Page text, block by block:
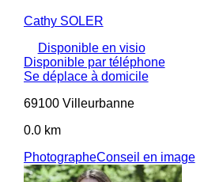
Cathy SOLER
Disponible en visio
Disponible par téléphone
Se déplace à domicile
69100 Villeurbanne
0.0 km
PhotographeConseil en image